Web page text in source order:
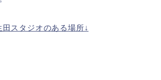
田スタジオのある場所↓